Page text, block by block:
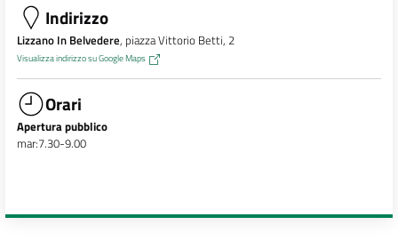
Indirizzo
Lizzano In Belvedere, piazza Vittorio Betti, 2
Visualizza indirizzo su Google Maps
Orari
Apertura pubblico
mar:7.30-9.00